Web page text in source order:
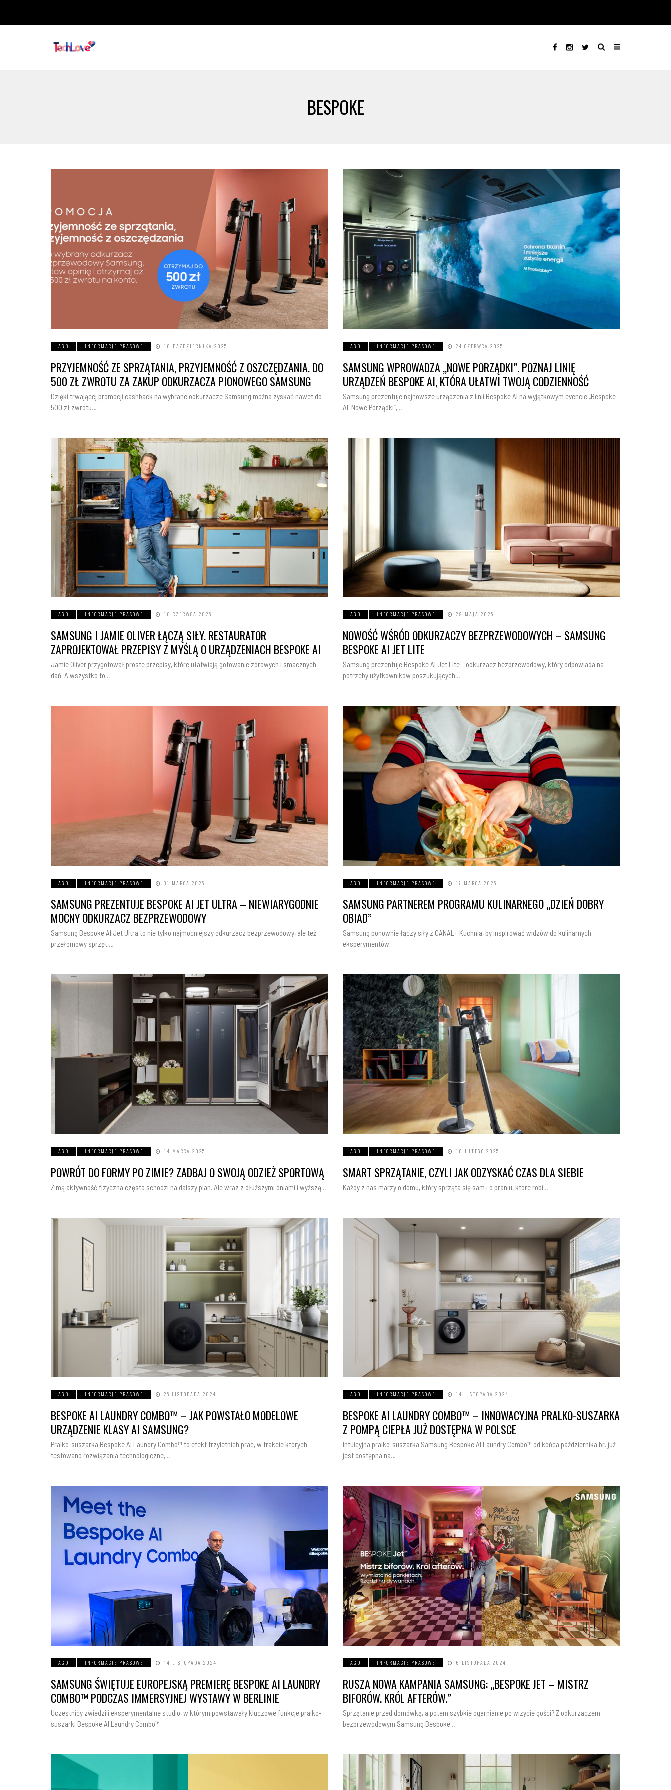
BESPOKE
AGD INFORMACJE PRASOWE 16 PAŹDZIERNIKA 2025
PRZYJEMNOŚĆ ZE SPRZĄTANIA, PRZYJEMNOŚĆ Z OSZCZĘDZANIA. DO
500 ZŁ ZWROTU ZA ZAKUP ODKURZACZA PIONOWEGO SAMSUNG
Dzięki trwającej promocji cashback na wybrane odkurzacze Samsung można zyskać nawet do
500 zł zwrotu…
AGD INFORMACJE PRASOWE 24 CZERWCA 2025
SAMSUNG WPROWADZA „NOWE PORZĄDKI”. POZNAJ LINIĘ
URZĄDZEŃ BESPOKE AI, KTÓRA UŁATWI TWOJĄ CODZIENNOŚĆ
Samsung prezentuje najnowsze urządzenia z linii Bespoke AI na wyjątkowym evencie „Bespoke
AI. Nowe Porządki”,…
AGD INFORMACJE PRASOWE 10 CZERWCA 2025
SAMSUNG I JAMIE OLIVER ŁĄCZĄ SIŁY. RESTAURATOR
ZAPROJEKTOWAŁ PRZEPISY Z MYŚLĄ O URZĄDZENIACH BESPOKE AI
Jamie Oliver przygotował proste przepisy, które ułatwiają gotowanie zdrowych i smacznych
dań. A wszystko to…
AGD INFORMACJE PRASOWE 29 MAJA 2025
NOWOŚĆ WŚRÓD ODKURZACZY BEZPRZEWODOWYCH – SAMSUNG
BESPOKE AI JET LITE
Samsung prezentuje Bespoke AI Jet Lite – odkurzacz bezprzewodowy, który odpowiada na
potrzeby użytkowników poszukujących…
AGD INFORMACJE PRASOWE 31 MARCA 2025
SAMSUNG PREZENTUJE BESPOKE AI JET ULTRA – NIEWIARYGODNIE
MOCNY ODKURZACZ BEZPRZEWODOWY
Samsung Bespoke AI Jet Ultra to nie tylko najmocniejszy odkurzacz bezprzewodowy, ale też
przełomowy sprzęt,…
AGD INFORMACJE PRASOWE 17 MARCA 2025
SAMSUNG PARTNEREM PROGRAMU KULINARNEGO „DZIEŃ DOBRY
OBIAD”
Samsung ponownie łączy siły z CANAL+ Kuchnia, by inspirować widzów do kulinarnych
eksperymentów.
AGD INFORMACJE PRASOWE 14 MARCA 2025
POWRÓT DO FORMY PO ZIMIE? ZADBAJ O SWOJĄ ODZIEŻ SPORTOWĄ
Zimą aktywność fizyczna często schodzi na dalszy plan. Ale wraz z dłuższymi dniami i wyższą…
AGD INFORMACJE PRASOWE 10 LUTEGO 2025
SMART SPRZĄTANIE, CZYLI JAK ODZYSKAĆ CZAS DLA SIEBIE
Każdy z nas marzy o domu, który sprząta się sam i o praniu, które robi…
AGD INFORMACJE PRASOWE 25 LISTOPADA 2024
BESPOKE AI LAUNDRY COMBO™ – JAK POWSTAŁO MODELOWE
URZĄDZENIE KLASY AI SAMSUNG?
Pralko-suszarka Bespoke AI Laundry Combo™ to efekt trzyletnich prac, w trakcie których
testowano rozwiązania technologiczne,…
AGD INFORMACJE PRASOWE 14 LISTOPADA 2024
BESPOKE AI LAUNDRY COMBO™ – INNOWACYJNA PRALKO-SUSZARKA
Z POMPĄ CIEPŁA JUŻ DOSTĘPNA W POLSCE
Intuicyjna pralko-suszarka Samsung Bespoke AI Laundry Combo™ od końca października br. już
jest dostępna na…
AGD INFORMACJE PRASOWE 14 LISTOPADA 2024
SAMSUNG ŚWIĘTUJE EUROPEJSKĄ PREMIERĘ BESPOKE AI LAUNDRY
COMBO™ PODCZAS IMMERSYJNEJ WYSTAWY W BERLINIE
Uczestnicy zwiedzili eksperymentalne studio, w którym powstawały kluczowe funkcje pralko-
suszarki Bespoke AI Laundry Combo™ .
AGD INFORMACJE PRASOWE 6 LISTOPADA 2024
RUSZA NOWA KAMPANIA SAMSUNG: „BESPOKE JET – MISTRZ
BIFORÓW. KRÓL AFTERÓW.”
Sprzątanie przed domówką, a potem szybkie ogarnianie po wizycie gości? Z odkurzaczem
bezprzewodowym Samsung Bespoke…